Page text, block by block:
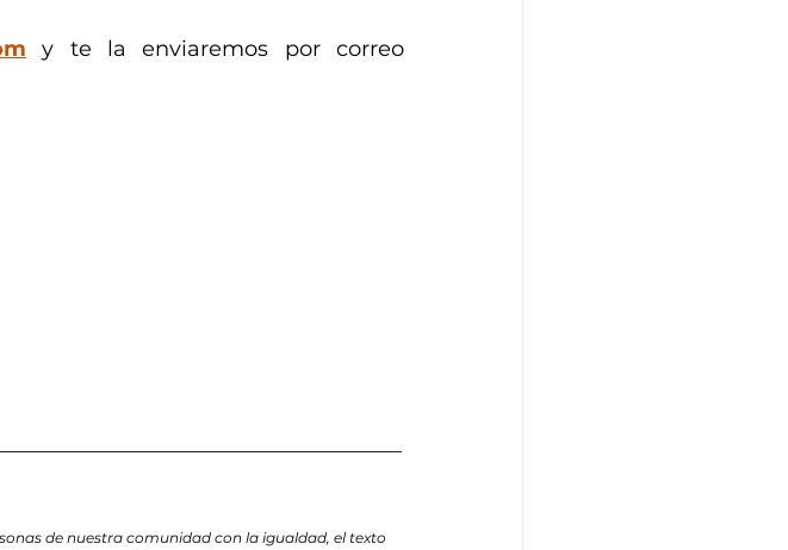
y te la enviaremos por correo
de nuestra comunidad con la igualdad, el texto